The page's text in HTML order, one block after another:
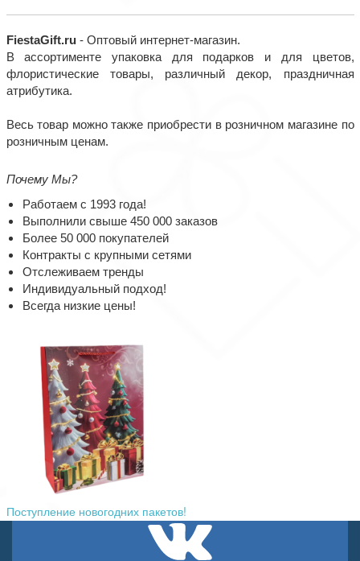
FiestaGift.ru - Оптовый интернет-магазин.
В ассортименте упаковка для подарков и для цветов,
флористические товары, различный декор, праздничная
атрибутика.
Весь товар можно также приобрести в розничном магазине по
розничным ценам.
Почему Мы?
Работаем с 1993 года!
Выполнили свыше 450 000 заказов
Более 50 000 покупателей
Контракты с крупными сетями
Отслеживаем тренды
Индивидуальный подход!
Всегда низкие цены!
Поступление новогодних пакетов!